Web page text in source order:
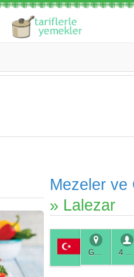
Mezeler ve
» Lalezar
Genel